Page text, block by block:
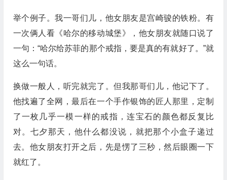
举个例子。我一哥们儿，他女朋友是宫崎骏的铁粉。有
一次俩人看《哈尔的移动城堡》，他女朋友就随口说了
一句：“哈尔给苏菲的那个戒指，要是真的有就好了。”就
这么一句话。
换做一般人，听完就完了。但我那哥们儿，他记下了。
他找遍了全网，最后在一个手作银饰的匠人那里，定制
了一枚几乎一模一样的戒指，连宝石的颜色都反复比
对。七夕那天，他什么都没说，就把那个小盒子递过
去。他女朋友打开之后，先是愣了三秒，然后眼圈一下
就红了。